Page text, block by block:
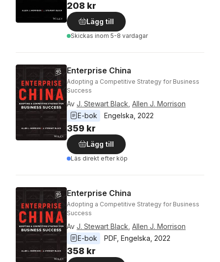
208 kr
Lägg till
Skickas inom 5-8 vardagar
Enterprise China
Adopting a Competitive Strategy for Business
Success
Av J. Stewart Black Allen J. Morrison
E-bok
Engelska 2022
359 kr
Lägg till
Läs direkt efter köp
Enterprise China
Adopting a Competitive Strategy for Business
Success
Av J. Stewart Black Allen J. Morrison
E-bok
PDF Engelska 2022
358 kr